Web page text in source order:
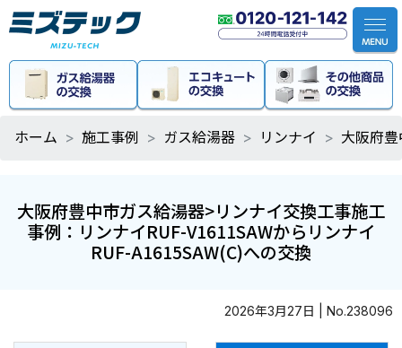
ホーム 施工事例 ガス給湯器 リンナイ 大阪府
大阪府豊中市ガス給湯器>リンナイ交換工事施工
事例：リンナイRUF-V1611SAWからリンナイ
RUF-A1615SAW(C)への交換
2026年3月27日 | No.238096